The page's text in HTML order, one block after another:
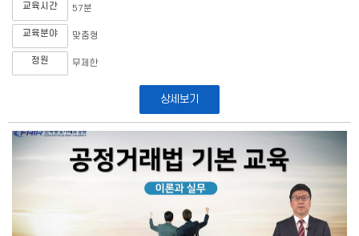
교육시간 57분
교육분야 맞춤형
정원 무제한
상세보기